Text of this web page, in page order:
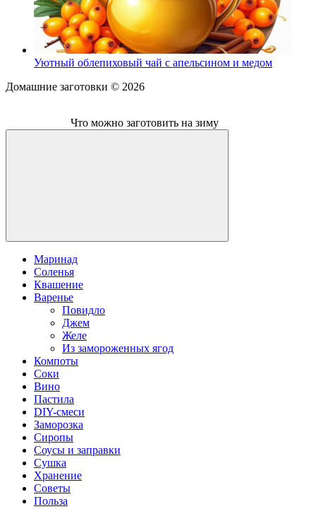
Уютный облепиховый чай с апельсином и медом
Домашние заготовки © 2026
Что можно заготовить на зиму
Маринад
Соленья
Квашение
Варенье
Повидло
Джем
Желе
Из замороженных ягод
Компоты
Соки
Вино
Пастила
DIY-смеси
Заморозка
Сиропы
Соусы и заправки
Сушка
Хранение
Советы
Польза